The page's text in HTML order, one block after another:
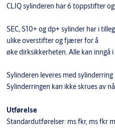
CLIQ sylinderen har 6 toppstifter
SEC, S10+ og dp+ sylinder har i
ulike overstifter og fjærer for å
øke dirksikkerheten. Alle kan inngå
Sylinderen leveres med
Sylinderringen kan ikke skrues av
Utførelse
Standardutførelser: ms fkr, ms fkr